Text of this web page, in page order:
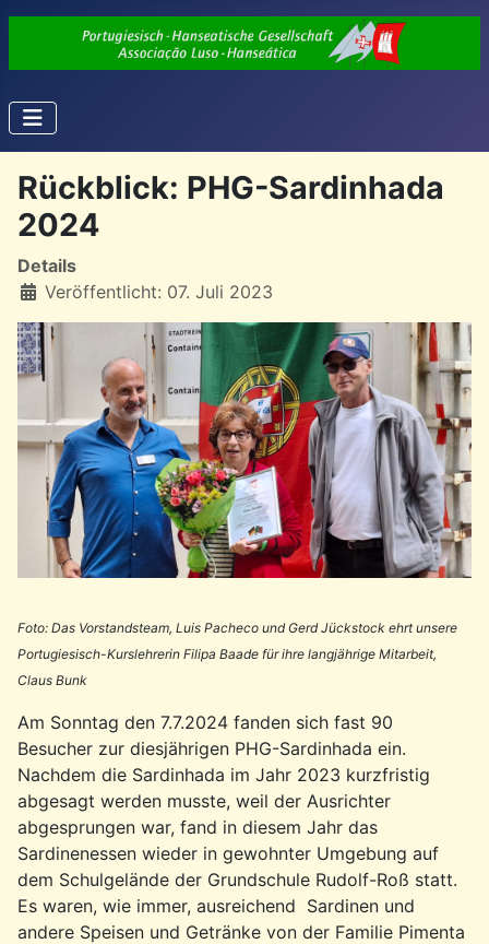
Rückblick: PHG-Sardinhada
2024
Details
Veröffentlicht: 07. Juli 2023
Foto: Das Vorstandsteam, Luis Pacheco und Gerd Jückstock ehrt unsere
Portugiesisch-Kurslehrerin Filipa Baade für ihre langjährige Mitarbeit,
Claus Bunk
Am Sonntag den 7.7.2024 fanden sich fast 90
Besucher zur diesjährigen PHG-Sardinhada ein.
Nachdem die Sardinhada im Jahr 2023 kurzfristig
abgesagt werden musste, weil der Ausrichter
abgesprungen war, fand in diesem Jahr das
Sardinenessen wieder in gewohnter Umgebung auf
dem Schulgelände der Grundschule Rudolf-Roß statt.
Es waren, wie immer, ausreichend Sardinen und
andere Speisen und Getränke von der Familie Pimenta